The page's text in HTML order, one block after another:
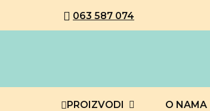
063 587 074
PROIZVODI O NAMA